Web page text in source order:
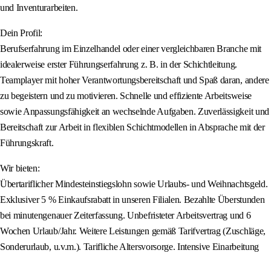
und Inventurarbeiten.
Dein Profil:
Berufserfahrung im Einzelhandel oder einer vergleichbaren Branche mit
idealerweise erster Führungserfahrung z. B. in der Schichtleitung.
Teamplayer mit hoher Verantwortungsbereitschaft und Spaß daran, andere
zu begeistern und zu motivieren. Schnelle und effiziente Arbeitsweise
sowie Anpassungsfähigkeit an wechselnde Aufgaben. Zuverlässigkeit und
Bereitschaft zur Arbeit in flexiblen Schichtmodellen in Absprache mit der
Führungskraft.
Wir bieten:
Übertariflicher Mindesteinstiegslohn sowie Urlaubs- und Weihnachtsgeld.
Exklusiver 5 % Einkaufsrabatt in unseren Filialen. Bezahlte Überstunden
bei minutengenauer Zeiterfassung. Unbefristeter Arbeitsvertrag und 6
Wochen Urlaub/Jahr. Weitere Leistungen gemäß Tarifvertrag (Zuschläge,
Sonderurlaub, u.v.m.). Tarifliche Altersvorsorge. Intensive Einarbeitung